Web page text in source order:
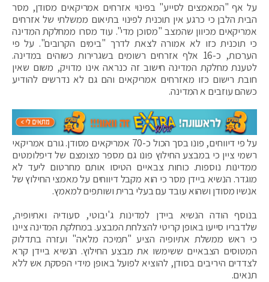
על אף "המאמצים לסייע" בפינוי אזרחים אמריקאים מסודן, מסר
הבית הלבן כי כרגע אין תוכנית לפינוי בתיאום ממשלתי של אזרחים
אמריקאים מכיוון שהמצב "מסוכן מדי". עוד מסרו ממחלקת המדינה
כי תוכנית כזו לא אמורה לצאת לדרך "בימים הקרובים". על פי
הערכות, כ-16 אלף אזרחים רשומים בשגרירות כשוהים במדינה.
לטענת מחלקת המדינה חישוב זה כנראה אינו מדויק, משום שאין
חובת רישום כזו מאזרחים אמריקאים והם גם לא נדרשים להודיע
כשהם עוזבים א המדינה.
על פי דיווחים, פונו בסך הכול כ-70 אמריקאים מסודן. גורם אמריקאי
רשמי ציין כי במבצע החילוץ פונו גם מספר מצומצם של דיפלומטים
ממדינות נוספות. כוחות צבאיים הטיסו אותם מחרטום ליעד לא
מוגדר. הנשיא ביידן מסר כי הוא מקבל דיווחים על מאמצי החילוץ של
אנשיו מסודן ושהוא עובד עם בעלי ברית ושותפים למאמץ.
בנוסף הודה הנשיא ביידן למדינות ג'יבוטי, סעודיה ואתיופיה,
שלדבריו סייעו באופן קריטי להצלחת המבצע. במחלקת המדינה ציינו
כי ראש ממשלת אתיופיה הציע "תמיכה מלאה" ועזרה בתדלוק
המטוסים הצבאיים ששימשו את מבצע החילוץ. הנשיא ביידן קרא
לצדדים היריבים בסודן, להוציא לפועל באופן מידי הפסקת אש ללא
תנאים.